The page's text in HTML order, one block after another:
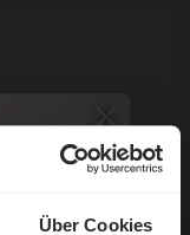
Über Cookies